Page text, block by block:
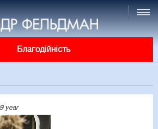
Благодійність
year